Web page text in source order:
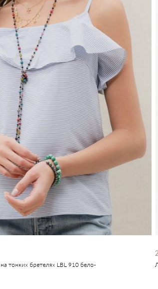
тонких бретелях LBL 910 бело-